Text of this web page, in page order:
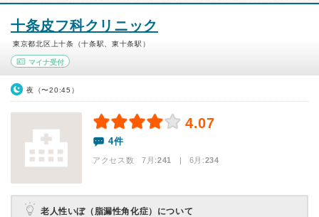
十条皮フ科クリニック
東京都北区上十条（十条駅、東十条駅）
マイナ受付
夜（〜20:45）
4.07
4件
アクセス数 7月:241 | 6月:234
老人性いぼ（脂漏性角化症）について